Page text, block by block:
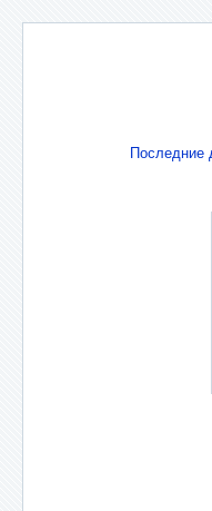
Последние